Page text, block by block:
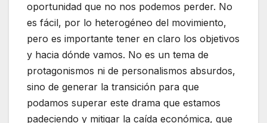
oportunidad que no nos podemos perder. No
es fácil, por lo heterogéneo del movimiento,
pero es importante tener en claro los objetivos
y hacia dónde vamos. No es un tema de
protagonismos ni de personalismos absurdos,
sino de generar la transición para que
podamos superar este drama que estamos
padeciendo y mitigar la caída económica, que